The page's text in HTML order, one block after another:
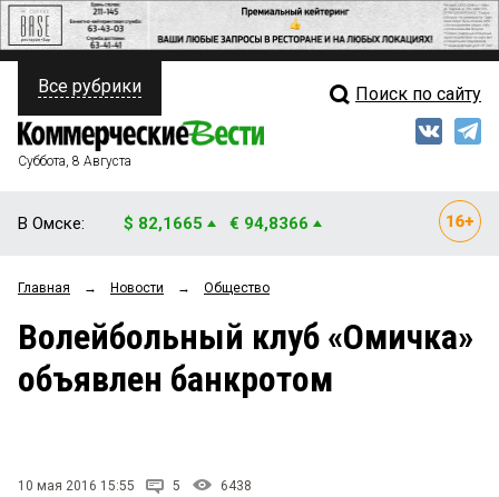
ПОЛИТИКА
ФИНАНСЫ
ОБЩЕСТВО
ЗАКОН
Свежий выпуск
Рейтинги
Блоги
Все рубрики Поиск по сайту
Суббота, 8 Августа
В Омске: $ 82,1665 € 94,8366
Главная → Новости → Общество
Волейбольный клуб «Омичка»
объявлен банкротом
10 мая 2016 15:55 5 6438